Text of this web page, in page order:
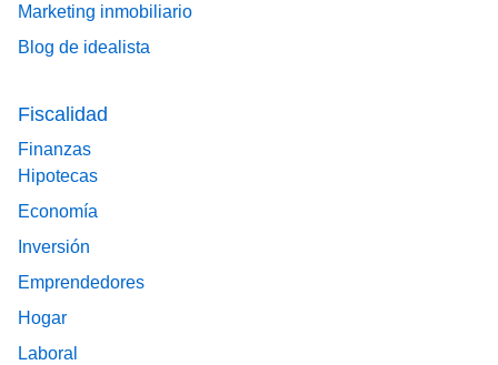
Marketing inmobiliario
Blog de idealista
Fiscalidad
Finanzas
Hipotecas
Economía
Inversión
Emprendedores
Hogar
Laboral